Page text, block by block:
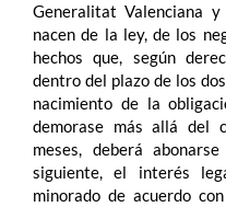
Generalitat Valenciana
nacen de la ley, de los
hechos que, según
dentro del plazo de los
nacimiento de la
demorase más allá del
meses, deberá
siguiente, el interés
minorado de acuerdo